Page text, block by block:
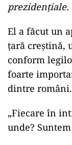
prezidențiale.
El a făcut un
țară creștină,
conform
foarte
dintre români.
„Fiecare în
unde?